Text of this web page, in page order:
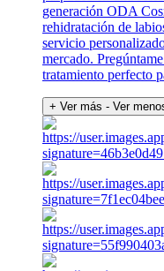
generación ODA
rehidratación de
servicio
mercado.
tratamiento perfecto
+ Ver más - Ver